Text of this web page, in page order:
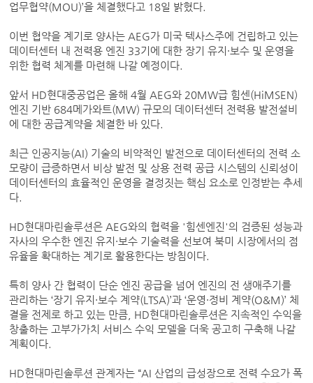
업무협약(MOU)’을 체결했다고 18일 밝혔다.
이번 협약을 계기로 양사는 AEG가 미국 텍사스주에 건립하고 있는
데이터센터 내 전력용 엔진 33기에 대한 장기 유지·보수 및 운영을
위한 협력 체계를 마련해 나갈 예정이다.
앞서 HD현대중공업은 올해 4월 AEG와 20MW급 힘센(HiMSEN)
엔진 기반 684메가와트(MW) 규모의 데이터센터 전력용 발전설비
에 대한 공급계약을 체결한 바 있다.
최근 인공지능(AI) 기술의 비약적인 발전으로 데이터센터의 전력 소
모량이 급증하면서 비상 발전 및 상용 전력 공급 시스템의 신뢰성이
데이터센터의 효율적인 운영을 결정짓는 핵심 요소로 인정받는 추세
다.
HD현대마린솔루션은 AEG와의 협력을 '힘센엔진'의 검증된 성능과
자사의 우수한 엔진 유지·보수 기술력을 선보여 북미 시장에서의 점
유율을 확대하는 계기로 활용한다는 방침이다.
특히 양사 간 협력이 단순 엔진 공급을 넘어 엔진의 전 생애주기를
관리하는 ‘장기 유지·보수 계약(LTSA)’과 ‘운영·정비 계약(O&M)’ 체
결을 전제로 하고 있는 만큼, HD현대마린솔루션은 지속적인 수익을
창출하는 고부가가치 서비스 수익 모델을 더욱 공고히 구축해 나갈
계획이다.
HD현대마린솔루션 관계자는 “AI 산업의 급성장으로 전력 수요가 폭